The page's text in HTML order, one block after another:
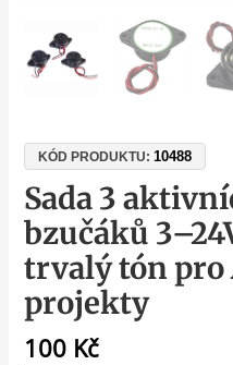
KÓD PRODUKTU:10488
Sada 3
bzučáků
trvalý tón pro
projekty
100 Kč